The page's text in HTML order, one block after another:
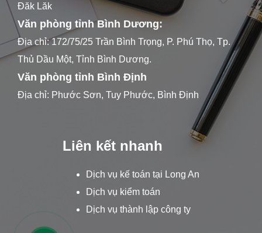
Đăk Lăk
Văn phòng tỉnh Bình Dương:
Địa chỉ: 172/75/25 Trần Bình Trọng, P. Phú Thọ, Tp.
Thủ Dầu Một, Tỉnh Bình Dương.
Văn phòng tỉnh Bình Định
Địa chỉ: Phước Sơn, Tuy Phước, Bình Định
Liên kết nhanh
Dịch vụ kế toán tại Long An
Dịch vụ kiểm toán
Dịch vụ thành lập công ty